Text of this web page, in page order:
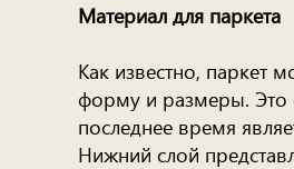
Материал для паркета
Как известно, паркет
форму и размеры. Это
последнее время
Нижний слой